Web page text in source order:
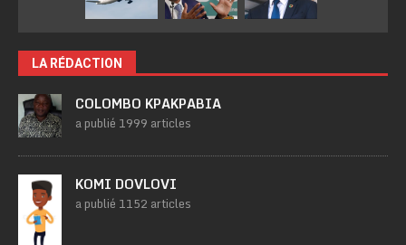
LA RÉDACTION
COLOMBO KPAKPABIA
a publié 1999 articles
KOMI DOVLOVI
a publié 1152 articles